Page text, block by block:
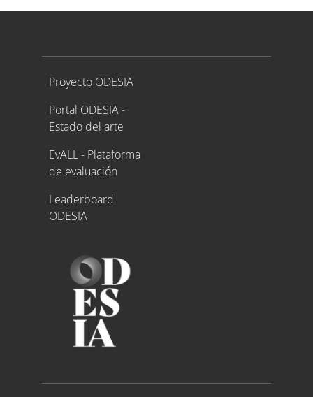
Proyecto ODESIA
Proyecto ODESIA
Portal ODESIA -
Estado del arte
EvALL - Plataforma
de evaluación
Leaderboard
ODESIA